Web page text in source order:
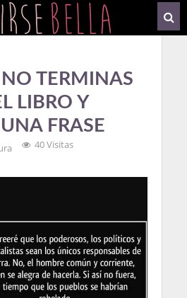
TERMINAS
LIBRO Y
FRASE
40 Visitas